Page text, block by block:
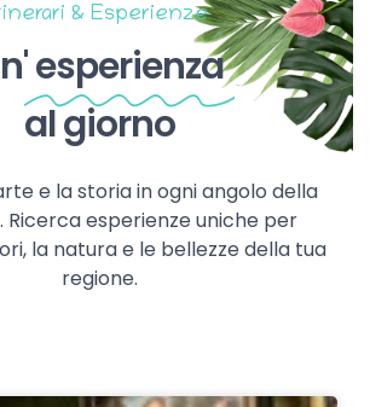
& Esperienze
esperienza
al giorno
e la storia in ogni angolo della
Ricerca esperienze uniche per
la natura e le bellezze della tua
regione.